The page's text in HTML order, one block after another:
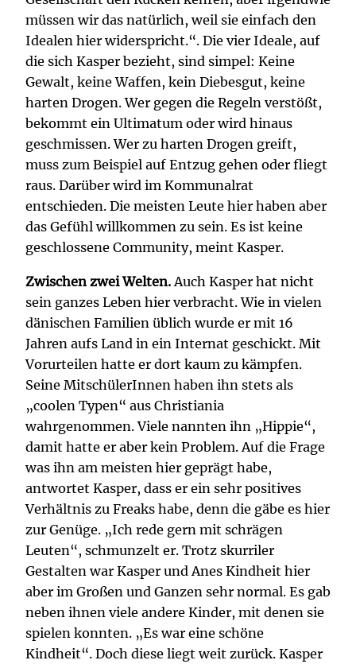
müssen wir das natürlich, weil sie einfach den
Idealen hier widerspricht.“. Die vier Ideale, auf
die sich Kasper bezieht, sind simpel: Keine
Gewalt, keine Waffen, kein Diebesgut, keine
harten Drogen. Wer gegen die Regeln verstößt,
bekommt ein Ultimatum oder wird hinaus
geschmissen. Wer zu harten Drogen greift,
muss zum Beispiel auf Entzug gehen oder fliegt
raus. Darüber wird im Kommunalrat
entschieden. Die meisten Leute hier haben aber
das Gefühl willkommen zu sein. Es ist keine
geschlossene Community, meint Kasper.
Zwischen zwei Welten. Auch Kasper hat nicht
sein ganzes Leben hier verbracht. Wie in vielen
dänischen Familien üblich wurde er mit 16
Jahren aufs Land in ein Internat geschickt. Mit
Vorurteilen hatte er dort kaum zu kämpfen.
Seine MitschülerInnen haben ihn stets als
„coolen Typen“ aus Christiania
wahrgenommen. Viele nannten ihn „Hippie“,
damit hatte er aber kein Problem. Auf die Frage
was ihn am meisten hier geprägt habe,
antwortet Kasper, dass er ein sehr positives
Verhältnis zu Freaks habe, denn die gäbe es hier
zur Genüge. „Ich rede gern mit schrägen
Leuten“, schmunzelt er. Trotz skurriler
Gestalten war Kasper und Anes Kindheit hier
aber im Großen und Ganzen sehr normal. Es gab
neben ihnen viele andere Kinder, mit denen sie
spielen konnten. „Es war eine schöne
Kindheit“. Doch diese liegt weit zurück. Kasper